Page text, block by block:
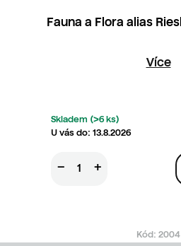
Fauna a Flora alias
Více
Skladem (>6 ks)
13.8.2026
+
−
Kód: 2004